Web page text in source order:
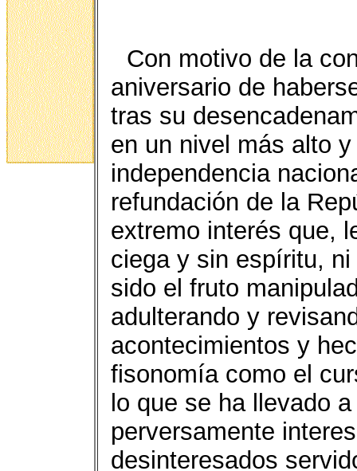
Con motivo de la
aniversario de
tras su
en un nivel más alto
independencia
refundación de la
extremo interés que,
ciega y sin espíritu,
sido el fruto
adulterando y
acontecimientos y
fisonomía como el
lo que se ha llevado
perversamente
desinteresados